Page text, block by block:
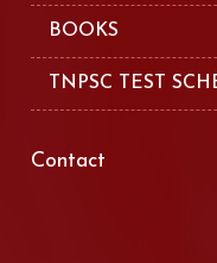
BOOKS
TNPSC TEST
Contact